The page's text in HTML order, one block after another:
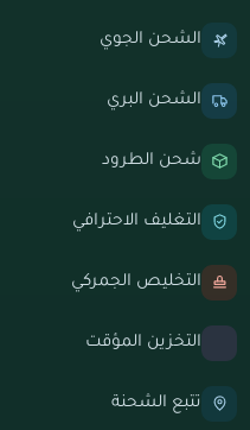
الشحن الجوي
الشحن البري
شحن الطرود
التغليف الاحترافي
التخليص الجمركي
التخزين المؤقت
تتبع الشحنة